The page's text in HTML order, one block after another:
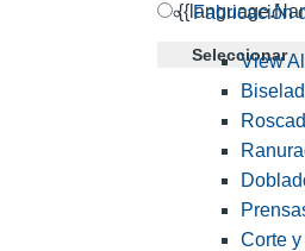
Seleccionar
Fabricación
View
Corte